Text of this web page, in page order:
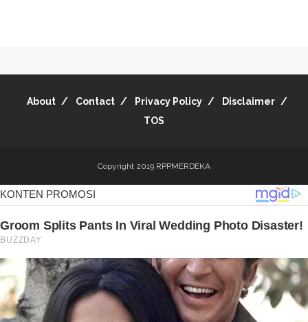
About Contact Privacy Policy
Disclaimer
TOS
Copyright 2019 RPPMERDEKA